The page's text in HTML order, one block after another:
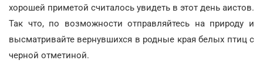
хорошей приметой считалось увидеть в этот день аистов.
Так что, по возможности отправляйтесь на природу и
высматривайте вернувшихся в родные края белых птиц с
черной отметиной.